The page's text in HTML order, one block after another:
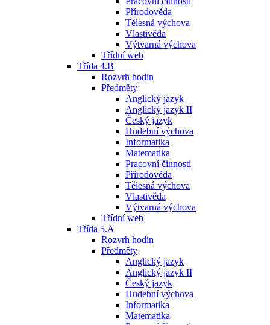
Přírodověda
Tělesná výchova
Vlastivěda
Výtvarná výchova
Třídní web
Třída 4.B
Rozvrh hodin
Předměty
Anglický jazyk
Anglický jazyk II
Český jazyk
Hudební výchova
Informatika
Matematika
Pracovní činnosti
Přírodověda
Tělesná výchova
Vlastivěda
Výtvarná výchova
Třídní web
Třída 5.A
Rozvrh hodin
Předměty
Anglický jazyk
Anglický jazyk II
Český jazyk
Hudební výchova
Informatika
Matematika